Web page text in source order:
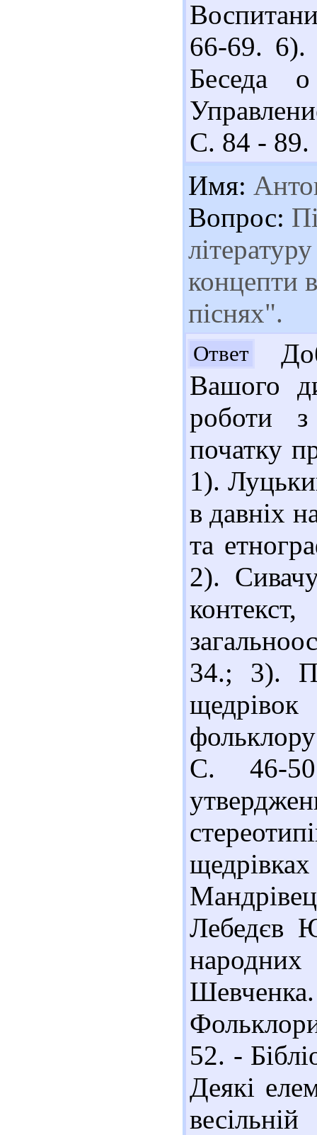
66-69. 6).
Беседа
С. 84 - 89.
Имя:
Вопрос:
концепти
піснях".
Ответ
Вашого
роботи
початку
1).
в давніх
та
2).
34.; 3).
С. 46-
Лебедєв
52. -
Деякі